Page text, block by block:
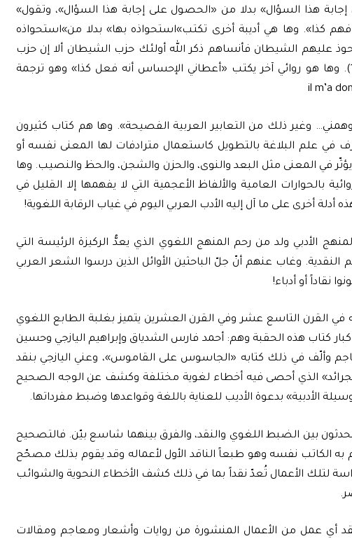
هذا السؤال» بدلا من «الحصول على إجابة هذا السؤال»، وتقول»
كذا». وها هي أديبة أخرى تكتب»استحواذه بها» بدلا من»استحواذه
عليهم الشيطان فأنساهم ذكر الله أولئك حزب الشيطان ألا إن حزب
الشيطان هم الخاسرون» (المجادلة- 19). وها هو روائي آخر يكتب «أعطاني الإحساس أنه فعل كذا» وهو ترجمة
وغير ذلك من التعابير العربية الفصيحة». وها هم كتاب كثيرون
في علم البلاغة بالتطويل كاستعمال مترادفات لها المعنى نفسه أو
في المعنى مثل البعد والنوى، والحزن والشجن، والحظ والنصيب. وها
بالحوارات العامية والألفاظ الأعجمية التي لا يفهمها إلا القليل في
أخرى على ما آل إليه الأدب العربي اليوم في غياب الرقابة اللغوية!
الأدبي ولد من رحم المنهج اللغوي الذي يعدُّ الركيزة الرئيسة التي
النقدية. وغاب عنهم أنّ جلّ الباحثين الأوائل الذين درسوا الشعر العربي
نقاداً أو أدباء!
في القرن التاسع عشر وفي القرن العشرين يتميز بغلبة الطابع اللغوي
كتاب هذه الحقبة وهم: أحمد فارس الشدياق وإبراهيم اليازجي وحسين
وألّف في ذلك كتابه «الجاسوس على القاموس»، وعني اليازجي بنقد
الذي أحصى فيه أخطاء لغوية مختلفة وكشف عن الوجه الصحيح
الأدبية» بدعوة الأديب للعناية باللغة وقواعدها وضبط مفرداتها.
بين الضبط اللغوي والنقد، والفرق بينهما شاسع بيّن. فالتصحيح
به الكاتب نفسه وهو طبعاً الناقد الأول لأعماله وقد يقوم بذلك مصحّح
لتلك الأعمال تُعدّ نقداً بما في ذلك كشف الأخطاء النحوية والشوائب
أي عمل من الأعمال المنشورة من روايات وأشعار ومعاجم ومقالات